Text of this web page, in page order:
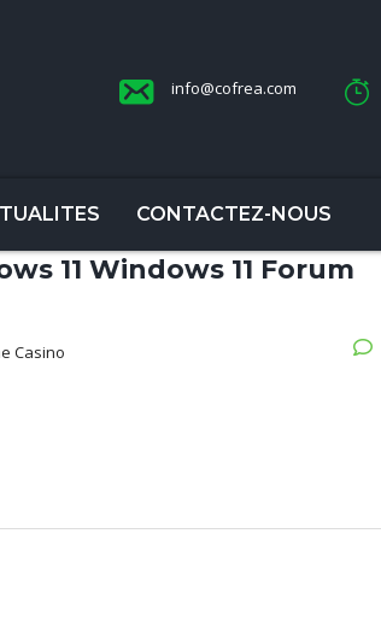
info@cofrea.com
CONTACTEZ-NOUS
11 Windows 11 Forum
Casino